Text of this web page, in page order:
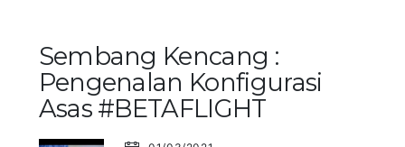
Sembang Kencang :
Pengenalan Konfigurasi
Asas #BETAFLIGHT